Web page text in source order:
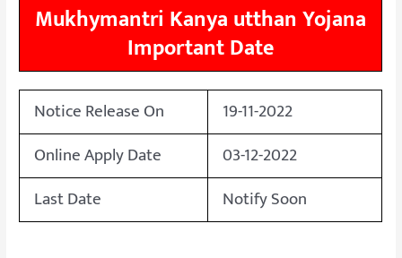
Mukhymantri Kanya utthan Yojana
Important Date
Notice Release On
19-11-2022
Online Apply Date
03-12-2022
Last Date
Notify Soon